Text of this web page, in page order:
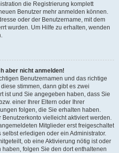
die Registrierung komplett
Benutzer mehr anmelden können.
oder der Benutzername, mit dem
wurden. Um Hilfe zu erhalten, wenden
aber nicht anmelden!
Benutzernamen und das richtige
stimmen, dann gibt es zwei
ist und Sie angegeben haben, dass Sie
einer Ihrer Eltern oder Ihrer
folgen, die Sie erhalten haben.
vielleicht aktiviert werden.
Mitglieder erst freigeschaltet
erledigen oder ein Administrator.
ob eine Aktivierung nötig ist oder
folgen Sie den dort enthaltenen